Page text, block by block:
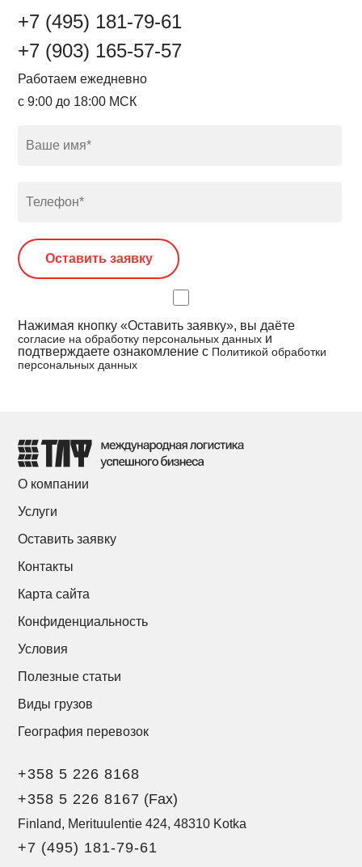
+7 (495) 181-79-61
+7 (903) 165-57-57
Работаем ежедневно
с 9:00 до 18:00 МСК
Нажимая кнопку «Оставить заявку», вы даёте
согласие на обработку персональных данных и
подтверждаете ознакомление с Политикой обработки
персональных данных
О компании
Услуги
Оставить заявку
Контакты
Карта сайта
Конфиденциальность
Условия
Полезные статьи
Виды грузов
География перевозок
+358 5 226 8168
+358 5 226 8167 (Fax)
Finland, Merituulentie 424, 48310 Kotka
+7 (495) 181-79-61